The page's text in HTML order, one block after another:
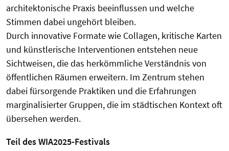
architektonische Praxis beeinflussen und welche
Stimmen dabei ungehört bleiben.
Durch innovative Formate wie Collagen, kritische Karten
und künstlerische Interventionen entstehen neue
Sichtweisen, die das herkömmliche Verständnis von
öffentlichen Räumen erweitern. Im Zentrum stehen
dabei fürsorgende Praktiken und die Erfahrungen
marginalisierter Gruppen, die im städtischen Kontext oft
übersehen werden.
Teil des WIA2025-Festivals